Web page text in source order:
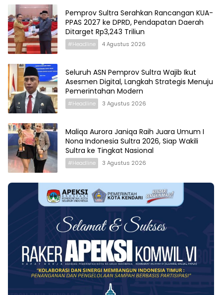
Pemprov Sultra Serahkan Rancangan KUA-
PPAS 2027 ke DPRD, Pendapatan Daerah
Ditarget Rp3,243 Triliun
#Headline 4 Agustus 2026
Seluruh ASN Pemprov Sultra Wajib Ikut
Asesmen Digital, Langkah Strategis Menuju
Pemerintahan Modern
#Headline 3 Agustus 2026
Maliqa Aurora Janiqa Raih Juara Umum I
Nona Indonesia Sultra 2026, Siap Wakili
Sultra ke Tingkat Nasional
#Headline 3 Agustus 2026